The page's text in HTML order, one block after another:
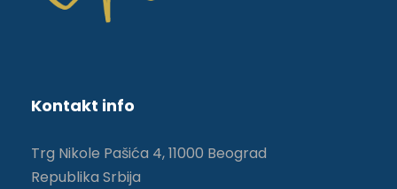
Kontakt info
Trg Nikole Pašića 4, 11000 Beograd
Republika Srbija